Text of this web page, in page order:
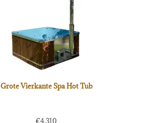
Grote Vierkante Spa Hot Tub
€4,310